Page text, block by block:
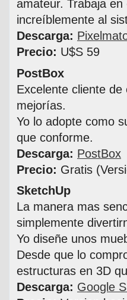
amateur. Trabaja
increíblemente al
Descarga:
Precio: U$S 59
PostBox
Excelente cliente
mejorías.
Yo lo adopte como
que conforme.
Descarga: PostBox
Precio: Gratis
SketchUp
La manera mas
simplemente
Yo diseñe unos
Desde que lo
estructuras en 3D
Descarga: Google